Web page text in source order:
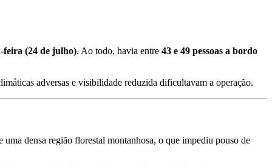
feira (24 de julho). Ao todo, havia entre 43 e 49 pessoas a bordo
adversas e visibilidade reduzida dificultavam a operação.
uma densa região florestal montanhosa, o que impediu pouso de